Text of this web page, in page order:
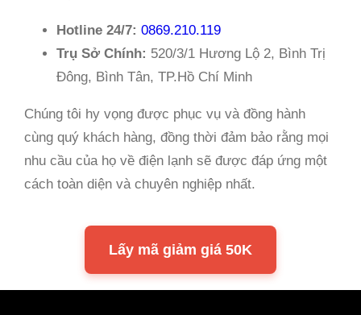
Hotline 24/7: 0869.210.119
Trụ Sở Chính: 520/3/1 Hương Lộ 2, Bình Trị
Đông, Bình Tân, TP.Hồ Chí Minh
Chúng tôi hy vọng được phục vụ và đồng hành
cùng quý khách hàng, đồng thời đảm bảo rằng mọi
nhu cầu của họ về điện lạnh sẽ được đáp ứng một
cách toàn diện và chuyên nghiệp nhất.
Lấy mã giảm giá 50K